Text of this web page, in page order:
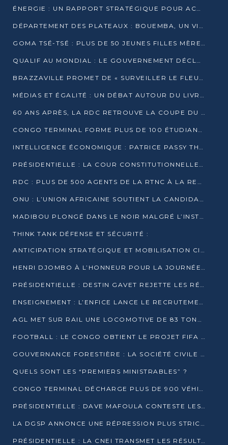
ÉNERGIE : UN RAPPORT STRATÉGIQUE POUR ACCÉLÉRER LA TRANSITION AU CONGO
DÉPARTEMENT DES PLATEAUX : BOUEMBA, UN VIVIER ÉCONOMIQUE PRÊT À EXPLOSER
GOMA TSÉ-TSÉ : PLUS DE 50 JEUNES FILLES MÈRES SENSIBILISÉES À LA SANTÉ SEXUELLE
QUALIF AU MONDIAL : LE GOUVERNEMENT DÉCLARE LA JOURNÉE DU 1ER AVRIL 2026 CHÔMÉE ET PAYÉE
BRAZZAVILLE PROMET DE « SURVEILLER LE FLEUVE » APRÈS LA QUALIFICATION DE LA RDC AU MONDIAL
MÉDIAS ET ÉGALITÉ : UN DÉBAT AUTOUR DU LIVRE « CES FEMMES QUI REPRENNENT LE POUVOIR SUR LEUR VIE »
60 ANS APRÈS, LA RDC RETROUVE LA COUPE DU MONDE
CONGO TERMINAL FORME PLUS DE 100 ÉTUDIANTS AUX TECHNIQUES D’EMBAUCHE
INTELLIGENCE ÉCONOMIQUE : PATRICE PASSY THÉORISE UNE STRATÉGIE ADAPTÉE AUX CONTEXTES FRAGMENTÉS
PRÉSIDENTIELLE : LA COUR CONSTITUTIONNELLE CONFIRME LA VICTOIRE DE SASSOU NGUESSO AVEC 94,90 % DES SUFFRAGES
RDC : PLUS DE 500 AGENTS DE LA RTNC À LA RETRAITE, UNE PAGE SE TOURNE
ONU : L’UNION AFRICAINE SOUTIENT LA CANDIDATURE DE MACKY SALL
MADIBOU PLONGÉ DANS LE NOIR MALGRÉ L’INSTALLATION D’UN NOUVEAU TRANSFORMATEUR
THINK TANK DÉFENSE ET SÉCURITÉ :
ANTICIPATION STRATÉGIQUE ET MOBILISATION CITOYENNE POUR NOTRE SOUVERAINETÉ NATIONALE
HENRI DJOMBO À L’HONNEUR POUR LA JOURNÉE MONDIALE DU THÉÂTRE
PRÉSIDENTIELLE : DESTIN GAVET REJETTE LES RÉSULTATS ET APPELLE À UN DIALOGUE NATIONAL
ENSEIGNEMENT : L’ENFICE LANCE LE RECRUTEMENT DE SA PREMIÈRE PROMOTION DE PROFESSEURS DES ÉCOLES
AGL MET SUR RAIL UNE LOCOMOTIVE DE 83 TONNES À POINTE-NOIRE
FOOTBALL : LE CONGO OBTIENT LE PROJET FIFA ARENA POUR SES 15 DÉPARTEMENTS
GOUVERNANCE FORESTIÈRE : LA SOCIÉTÉ CIVILE CONGOLAISE AFFICHE SES PRIORITÉS POUR 2026
QUELS SONT LES “PREMIERS MINISTRABLES” ?
CONGO TERMINAL DÉCHARGE PLUS DE 900 VÉHICULES EN QUELQUES HEURES
PRÉSIDENTIELLE : DAVE MAFOULA CONTESTE LES RÉSULTATS PROVISOIRES
LA DGSP ANNONCE UNE RÉPRESSION PLUS STRICTE CONTRE LES MOTO-TAXIS
PRÉSIDENTIELLE : LA CNEI TRANSMET LES RÉSULTATS PROVISOIRES À LA COUR CONSTITUTIONNELLE